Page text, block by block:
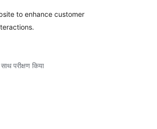
to enhance customer
परीक्षण किया